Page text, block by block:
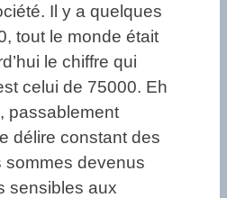
Il y a quelques
tout le monde était
le chiffre qui
celui de 75000. Eh
passablement
délire constant des
sommes devenus
sensibles aux